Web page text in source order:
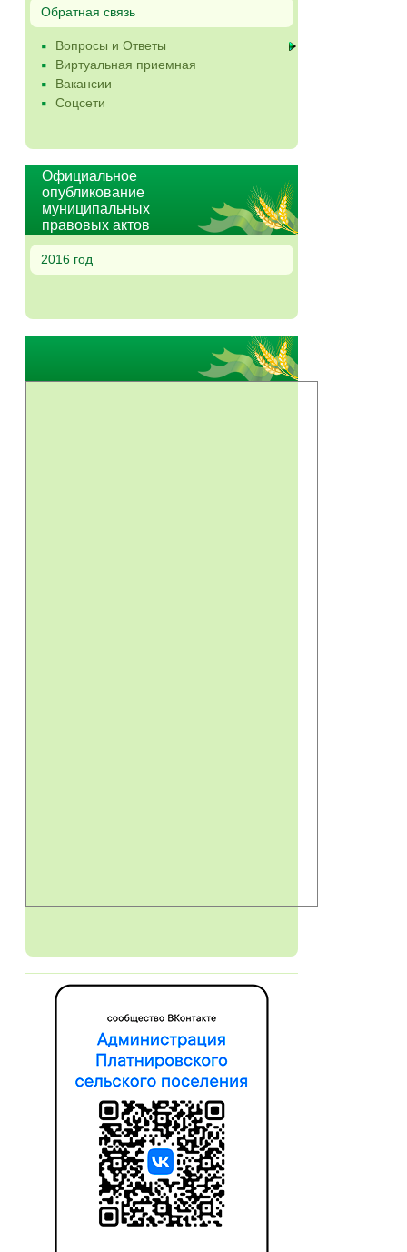
Обратная связь
Вопросы и Ответы
Виртуальная приемная
Вакансии
Соцсети
Официальное
опубликование
муниципальных
правовых актов
2016 год